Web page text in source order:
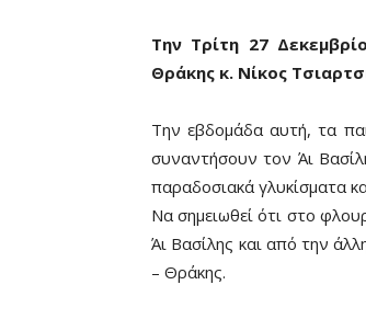
Την Τρίτη 27
Θράκης κ. Νίκος
Την εβδομάδα αυτή, τα
συναντήσουν τον Άι
παραδοσιακά γλυκίσματα
Να σημειωθεί ότι στο
Άι Βασίλης και από την
– Θράκης.